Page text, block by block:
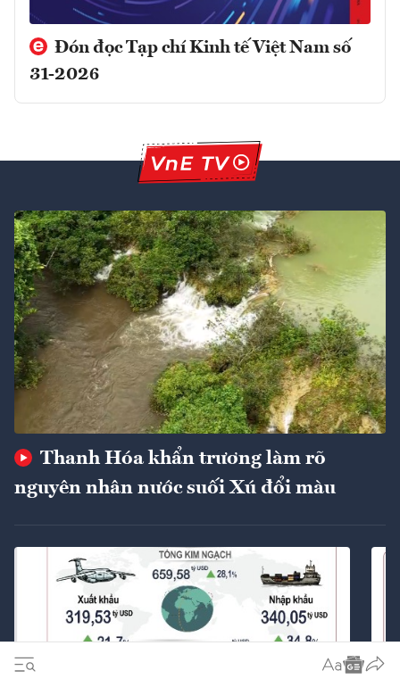
Đón đọc Tạp chí Kinh tế Việt Nam số
31-2026
Thanh Hóa khẩn trương làm rõ
nguyên nhân nước suối Xú đổi màu